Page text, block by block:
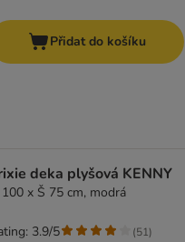
Přidat do košíku
deka plyšová KENNY
x Š 75 cm, modrá
3.9/5 (51)